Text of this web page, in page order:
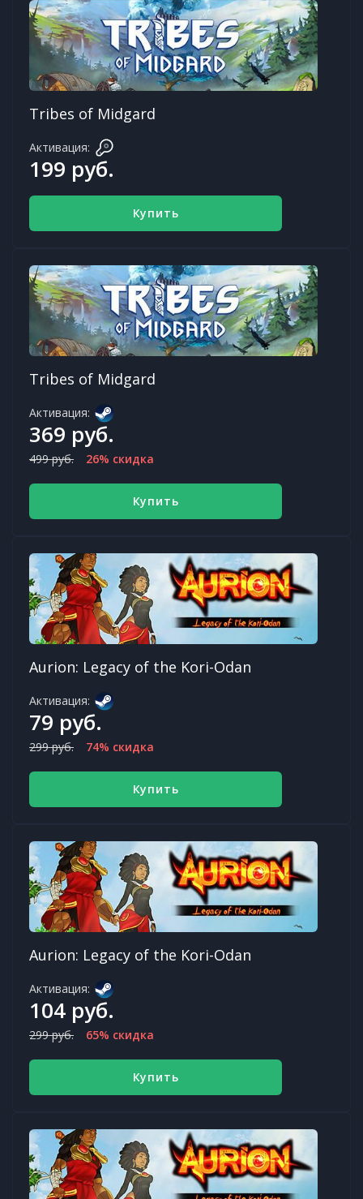
Tribes of Midgard
Активация:
199 руб.
Купить
Tribes of Midgard
Активация:
369 руб.
499 руб. 26% скидка
Купить
Aurion: Legacy of the Kori-Odan
Активация:
79 руб.
299 руб. 74% скидка
Купить
Aurion: Legacy of the Kori-Odan
Активация:
104 руб.
299 руб. 65% скидка
Купить